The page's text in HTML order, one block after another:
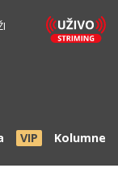
VIP Kolumne